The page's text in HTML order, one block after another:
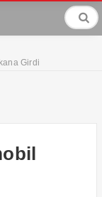
Girdi